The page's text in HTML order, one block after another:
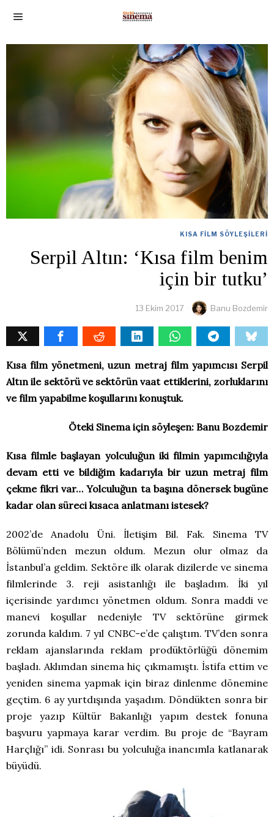
KISA FILM SÖYLEŞILERI
Serpil Altın: ‘Kısa film benim
için bir tutku’
13 Ekim 2017 Banu Bozdemir
Kısa film yönetmeni, uzun metraj film yapımcısı Serpil
Altın ile sektörü ve sektörün vaat ettiklerini, zorluklarını
ve film yapabilme koşullarını konuştuk.
Öteki Sinema için söyleşen: Banu Bozdemir
Kısa filmle başlayan yolculuğun iki filmin yapımcılığıyla
devam etti ve bildiğim kadarıyla bir uzun metraj film
çekme fikri var… Yolculuğun ta başına dönersek bugüne
kadar olan süreci kısaca anlatmanı istesek?
2002’de Anadolu Üni. İletişim Bil. Fak. Sinema TV
Bölümü’nden mezun oldum. Mezun olur olmaz da
İstanbul’a geldim. Sektöre ilk olarak dizilerde ve sinema
filmlerinde 3. reji asistanlığı ile başladım. İki yıl
içerisinde yardımcı yönetmen oldum. Sonra maddi ve
manevi koşullar nedeniyle TV sektörüne girmek
zorunda kaldım. 7 yıl CNBC-e’de çalıştım. TV’den sonra
reklam ajanslarında reklam prodüktörlüğü dönemim
başladı. Aklımdan sinema hiç çıkmamıştı. İstifa ettim ve
yeniden sinema yapmak için biraz dinlenme dönemine
geçtim. 6 ay yurtdışında yaşadım. Döndükten sonra bir
proje yazıp Kültür Bakanlığı yapım destek fonuna
başvuru yapmaya karar verdim. Bu proje de “Bayram
Harçlığı” idi. Sonrası bu yolculuğa inancımla katlanarak
büyüdü.